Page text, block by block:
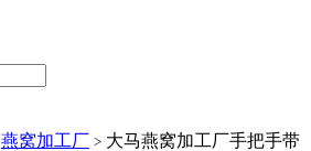
燕窝加工厂 > 大马燕窝加工厂手把手带